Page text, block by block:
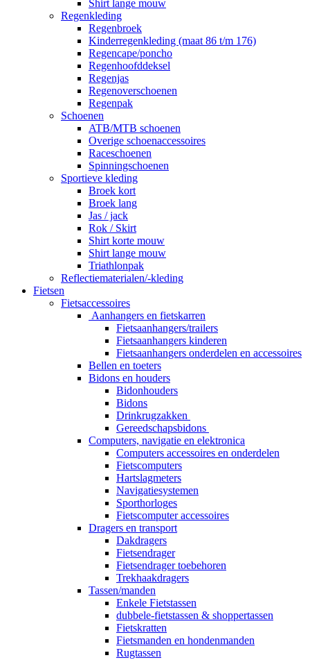
Shirt lange mouw
Regenkleding
Regenbroek
Kinderregenkleding (maat 86 t/m 176)
Regencape/poncho
Regenhoofddeksel
Regenjas
Regenoverschoenen
Regenpak
Schoenen
ATB/MTB schoenen
Overige schoenaccessoires
Raceschoenen
Spinningschoenen
Sportieve kleding
Broek kort
Broek lang
Jas / jack
Rok / Skirt
Shirt korte mouw
Shirt lange mouw
Triathlonpak
Reflectiematerialen/-kleding
Fietsen
Fietsaccessoires
Aanhangers en fietskarren
Fietsaanhangers/trailers
Fietsaanhangers kinderen
Fietsaanhangers onderdelen en accessoires
Bellen en toeters
Bidons en houders
Bidonhouders
Bidons
Drinkrugzakken
Gereedschapsbidons
Computers, navigatie en elektronica
Computers accessoires en onderdelen
Fietscomputers
Hartslagmeters
Navigatiesystemen
Sporthorloges
Fietscomputer accessoires
Dragers en transport
Dakdragers
Fietsendrager
Fietsendrager toebehoren
Trekhaakdragers
Tassen/manden
Enkele Fietstassen
dubbele-fietstassen & shoppertassen
Fietskratten
Fietsmanden en hondenmanden
Rugtassen